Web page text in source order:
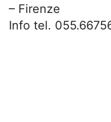
– Firenze
Info tel.